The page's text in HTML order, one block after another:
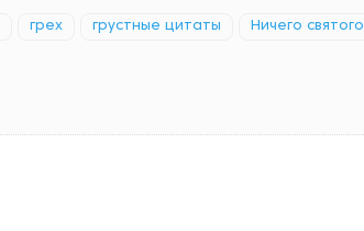
грех грустные цитаты Ничего святого